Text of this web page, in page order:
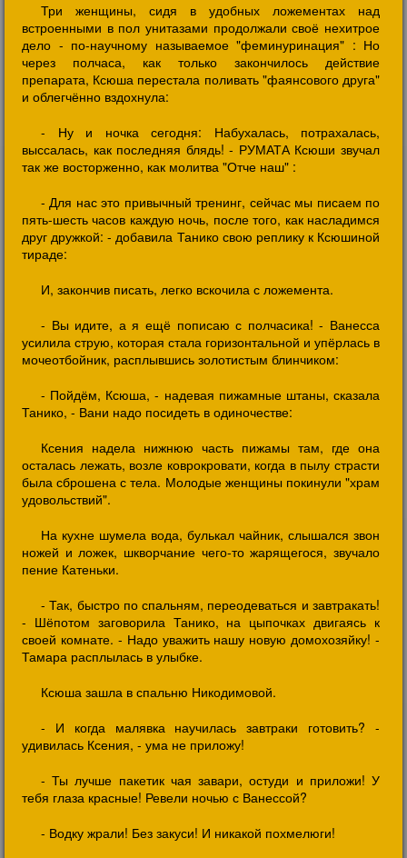
Три женщины, сидя в удобных ложементах над
встроенными в пол унитазами продолжали своё нехитрое
дело - по-научному называемое "феминуринация" : Но
через полчаса, как только закончилось действие
препарата, Ксюша перестала поливать "фаянсового друга"
и облегчённо вздохнула:
- Ну и ночка сегодня: Набухалась, потрахалась,
выссалась, как последняя блядь! - РУМАТА Ксюши звучал
так же восторженно, как молитва "Отче наш" :
- Для нас это привычный тренинг, сейчас мы писаем по
пять-шесть часов каждую ночь, после того, как насладимся
друг дружкой: - добавила Танико свою реплику к Ксюшиной
тираде:
И, закончив писать, легко вскочила с ложемента.
- Вы идите, а я ещё пописаю с полчасика! - Ванесса
усилила струю, которая стала горизонтальной и упёрлась в
мочеотбойник, расплывшись золотистым блинчиком:
- Пойдём, Ксюша, - надевая пижамные штаны, сказала
Танико, - Вани надо посидеть в одиночестве:
Ксения надела нижнюю часть пижамы там, где она
осталась лежать, возле коврокровати, когда в пылу страсти
была сброшена с тела. Молодые женщины покинули "храм
удовольствий".
На кухне шумела вода, булькал чайник, слышался звон
ножей и ложек, шкворчание чего-то жарящегося, звучало
пение Катеньки.
- Так, быстро по спальням, переодеваться и завтракать!
- Шёпотом заговорила Танико, на цыпочках двигаясь к
своей комнате. - Надо уважить нашу новую домохозяйку! -
Тамара расплылась в улыбке.
Ксюша зашла в спальню Никодимовой.
- И когда малявка научилась завтраки готовить? -
удивилась Ксения, - ума не приложу!
- Ты лучше пакетик чая завари, остуди и приложи! У
тебя глаза красные! Ревели ночью с Ванессой?
- Водку жрали! Без закуси! И никакой похмелюги!